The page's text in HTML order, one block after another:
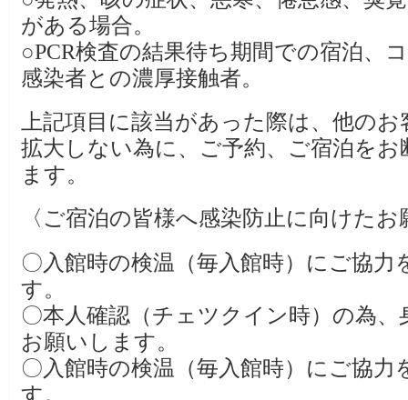
がある場合。
○PCR検査の結果待ち期間での宿泊、
感染者との濃厚接触者。
上記項目に該当があった際は、他の
拡大しない為に、ご予約、ご宿泊を
ます。
〈ご宿泊の皆様へ感染防止に向けた
〇入館時の検温（毎入館時）にご協力
す。
〇本人確認（チェツクイン時）の為、
お願いします。
〇入館時の検温（毎入館時）にご協力
す。